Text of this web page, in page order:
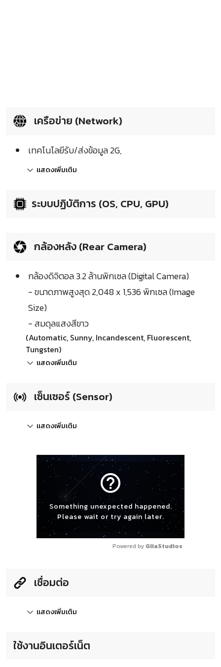
เครือข่าย (Network)
เทคโนโลยีรับ/ส่งข้อมูล 2G,
แสดงเพิ่มเติม
ระบบปฏิบัติการ (OS, CPU, GPU)
กล้องหลัง (Rear Camera)
กล้องดิจิตอล 3.2 ล้านพิกเซล (Digital Camera)
- ขนาดภาพสูงสุด 2,048 x 1,536 พิกเซล (Image
Size)
- สมดุลแสงสีขาว
(Automatic, Sunny, Incandescent, Fluorescent,
Tungsten)
แสดงเพิ่มเติม
เซ็นเซอร์ (Sensor)
แสดงเพิ่มเติม
help_outline
Something unexpected happened.
Please wait or try again later.
Powered by GliaStudios
เชื่อมต่อ
แสดงเพิ่มเติม
ใช้งานอินเตอร์เน็ต